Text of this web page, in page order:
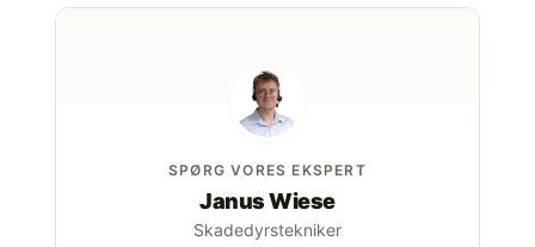
SPØRG VORES EKSPERT
Janus Wiese
Skadedyrstekniker